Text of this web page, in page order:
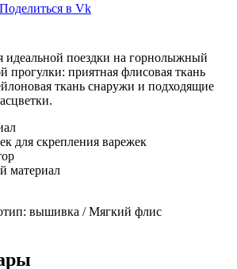
Поделиться в Vk
идеальной поездки на горнолыжный
прогулки: приятная флисовая ткань
ткань снаружи и подходящие
для скрепления варежек
материал
вышивка / Мягкий флис